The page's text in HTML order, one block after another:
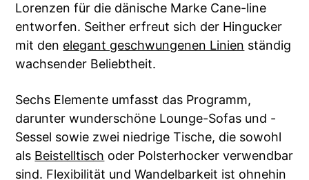
Lorenzen für die dänische Marke Cane-line
entworfen. Seither erfreut sich der Hingucker
mit den elegant geschwungenen Linien ständig
wachsender Beliebtheit.
Sechs Elemente umfasst das Programm,
darunter wunderschöne Lounge-Sofas und -
Sessel sowie zwei niedrige Tische, die sowohl
als Beistelltisch oder Polsterhocker verwendbar
sind. Flexibilität und Wandelbarkeit ist ohnehin